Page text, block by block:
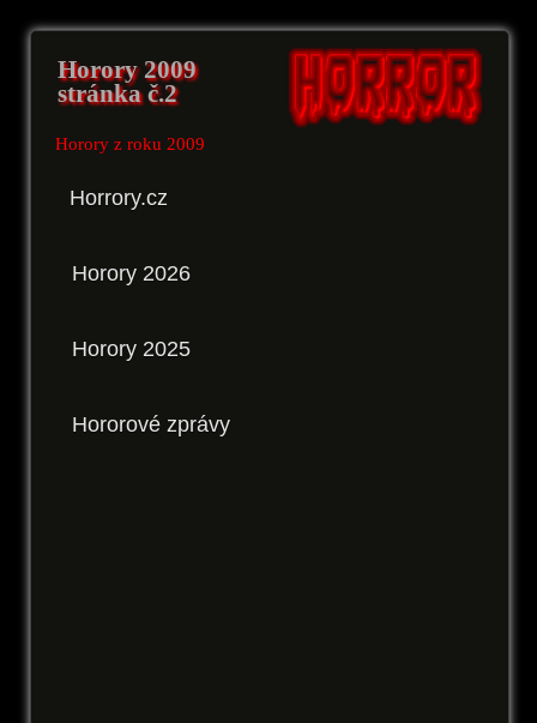
Horory 2009
stránka č.2
Horory z roku 2009
Horrory.cz
Horory 2026
Horory 2025
Hororové zprávy